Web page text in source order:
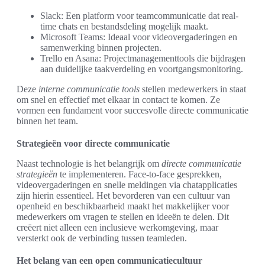
Slack: Een platform voor teamcommunicatie dat real-
time chats en bestandsdeling mogelijk maakt.
Microsoft Teams: Ideaal voor videovergaderingen en
samenwerking binnen projecten.
Trello en Asana: Projectmanagementtools die bijdragen
aan duidelijke taakverdeling en voortgangsmonitoring.
Deze interne communicatie tools stellen medewerkers in staat
om snel en effectief met elkaar in contact te komen. Ze
vormen een fundament voor succesvolle directe communicatie
binnen het team.
Strategieën voor directe communicatie
Naast technologie is het belangrijk om directe communicatie
strategieën te implementeren. Face-to-face gesprekken,
videovergaderingen en snelle meldingen via chatapplicaties
zijn hierin essentieel. Het bevorderen van een cultuur van
openheid en beschikbaarheid maakt het makkelijker voor
medewerkers om vragen te stellen en ideeën te delen. Dit
creëert niet alleen een inclusieve werkomgeving, maar
versterkt ook de verbinding tussen teamleden.
Het belang van een open communicatiecultuur